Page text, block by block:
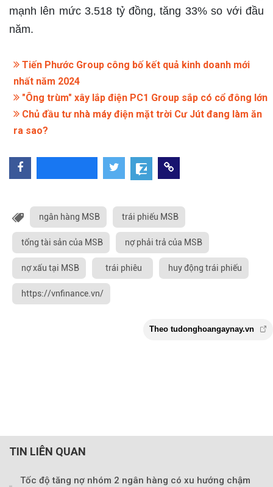
mạnh lên mức 3.518 tỷ đồng, tăng 33% so với đầu
năm.
Tiến Phước Group công bố kết quả kinh doanh mới
nhất năm 2024
"Ông trùm" xây lắp điện PC1 Group sắp có cổ đông lớn
Chủ đầu tư nhà máy điện mặt trời Cư Jút đang làm ăn
ra sao?
ngân hàng MSB trái phiếu MSB
tổng tài sản của MSB nợ phải trả của MSB
nợ xấu tại MSB trái phiêu huy động trái phiếu
https://vnfinance.vn/
TIN LIÊN QUAN
Tốc độ tăng nợ nhóm 2 ngân hàng có xu hướng chậm